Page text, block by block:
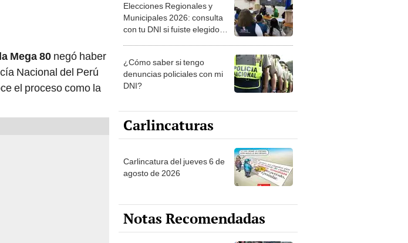
Mega 80 negó haber
Nacional del Perú
el proceso como la
Elecciones Regionales y
Municipales 2026: consulta
con tu DNI si fuiste elegido
la ONPE
¿Cómo saber si tengo
denuncias policiales con mi
DNI?
Carlincaturas
Carlincatura del jueves 6 de
agosto de 2026
Notas Recomendadas